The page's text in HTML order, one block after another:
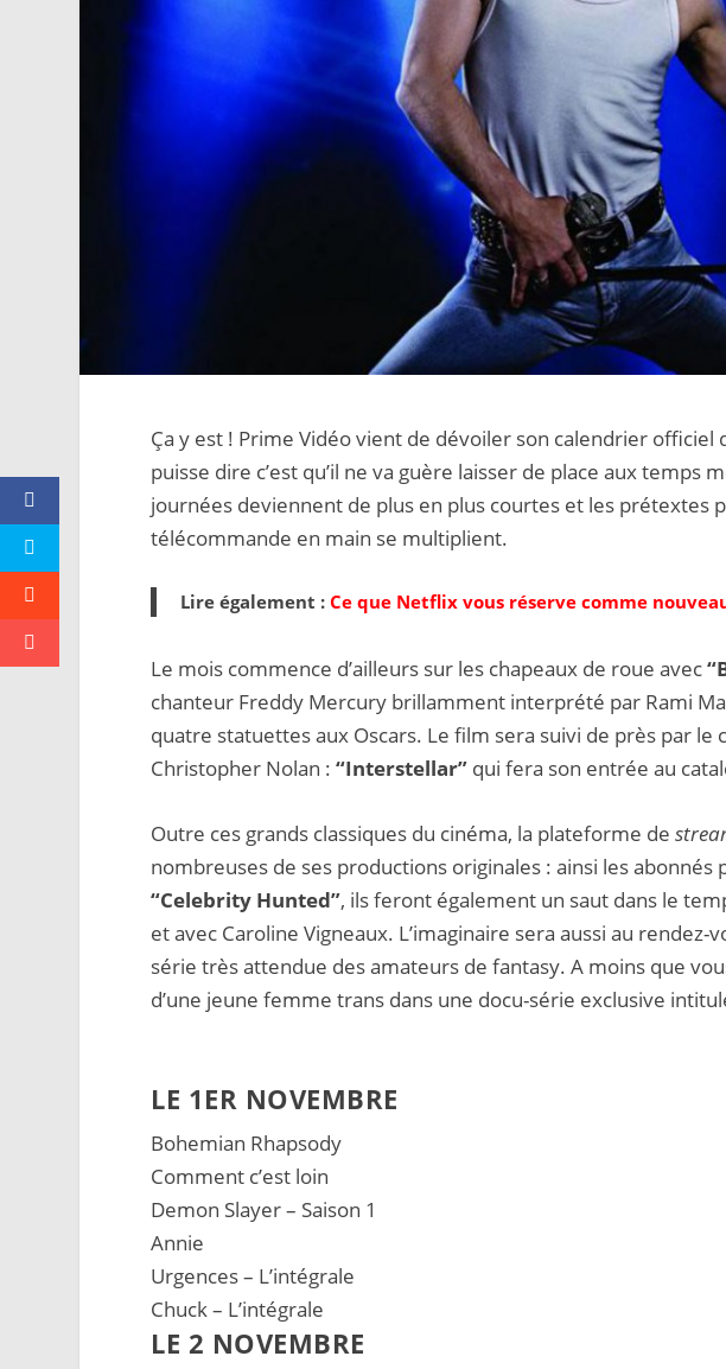
Ça y est ! Prime Vidéo vient de dévoiler son calendrier officiel
puisse dire c’est qu’il ne va guère laisser de place aux temps
journées deviennent de plus en plus courtes et les prétextes
télécommande en main se multiplient.
Lire également :Ce que Netflix vous réserve comme
Le mois commence d’ailleurs sur les chapeaux de roue avec
chanteur Freddy Mercury brillamment interprété par Rami
quatre statuettes aux Oscars. Le film sera suivi de près par le
Christopher Nolan :“Interstellar” qui fera son entrée au
Outre ces grands classiques du cinéma, la plateforme de
nombreuses de ses productions originales : ainsi les
“Celebrity Hunted”, ils feront également un saut dans le
et avec Caroline Vigneaux. L’imaginaire sera aussi au rendez-
série très attendue des amateurs de fantasy. A moins que
d’une jeune femme trans dans une docu-série exclusive
LE 1ER NOVEMBRE
Bohemian Rhapsody
Comment c’est loin
Demon Slayer – Saison 1
Annie
Urgences – L’intégrale
Chuck – L’intégrale
LE 2 NOVEMBRE